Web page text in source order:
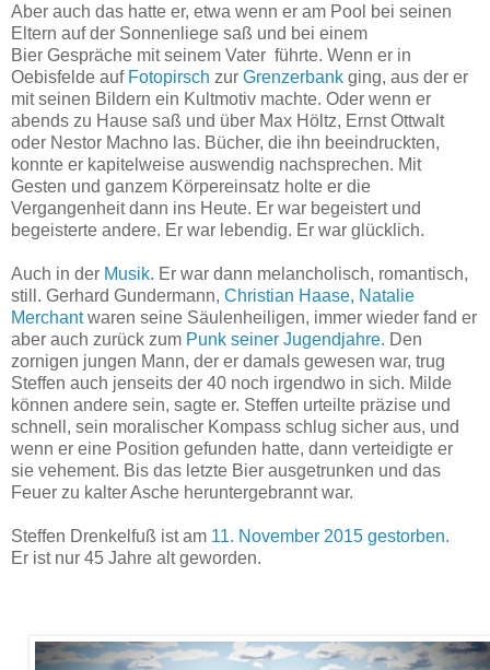
Aber auch das hatte er, etwa wenn er am Pool bei seinen
Eltern auf der Sonnenliege saß und bei einem
Bier Gespräche mit seinem Vater führte. Wenn er in
Oebisfelde auf Fotopirsch zur Grenzerbank ging, aus der er
mit seinen Bildern ein Kultmotiv machte. Oder wenn er
abends zu Hause saß und über Max Höltz, Ernst Ottwalt
oder Nestor Machno las. Bücher, die ihn beeindruckten,
konnte er kapitelweise auswendig nachsprechen. Mit
Gesten und ganzem Körpereinsatz holte er die
Vergangenheit dann ins Heute. Er war begeistert und
begeisterte andere. Er war lebendig. Er war glücklich.
Auch in der Musik. Er war dann melancholisch, romantisch,
still. Gerhard Gundermann, Christian Haase, Natalie
Merchantwaren seine Säulenheiligen, immer wieder fand er
aber auch zurück zum Punk seiner Jugendjahre. Den
zornigen jungen Mann, der er damals gewesen war, trug
Steffen auch jenseits der 40 noch irgendwo in sich. Milde
können andere sein, sagte er. Steffen urteilte präzise und
schnell, sein moralischer Kompass schlug sicher aus, und
wenn er eine Position gefunden hatte, dann verteidigte er
sie vehement. Bis das letzte Bier ausgetrunken und das
Feuer zu kalter Asche heruntergebrannt war.
Steffen Drenkelfuß ist am 11. November 2015 gestorben.
Er ist nur 45 Jahre alt geworden.